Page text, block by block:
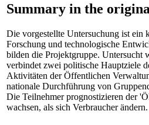
Summary in the
Die vorgestellte Untersuchung ist ein
Forschung und technologische
bilden die Projektgruppe. Untersucht
verbindet zwei politische Hauptziele
Aktivitäten der Öffentlichen
nationale Durchführung von
Die Teilnehmer prognostizieren der
wachsen, als sich Verbraucher ändern.